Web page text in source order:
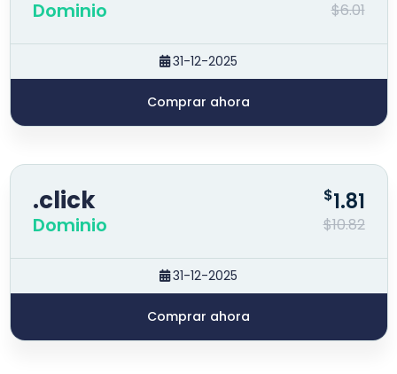
Dominio $6.01
31-12-2025
Comprar ahora
.click
Dominio
$1.81
$10.82
31-12-2025
Comprar ahora